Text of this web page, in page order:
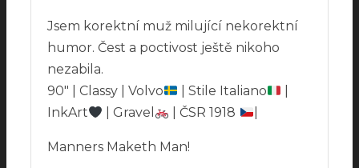
Jsem korektní muž milující nekorektní
humor. Čest a poctivost ještě nikoho
nezabila.
90″ | Classy | Volvo
| Stile Italiano
InkArt
| Gravel | ČSR 1918
Manners Maketh Man!